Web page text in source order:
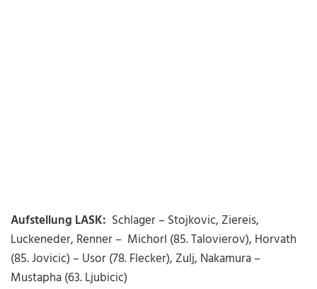
Aufstellung LASK: Schlager – Stojkovic, Ziereis,
Luckeneder, Renner – Michorl (85. Talovierov), Horvath
(85. Jovicic) – Usor (78. Flecker), Zulj, Nakamura –
Mustapha (63. Ljubicic)